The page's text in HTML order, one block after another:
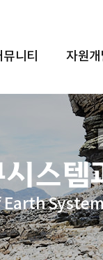
뮤니티 자원